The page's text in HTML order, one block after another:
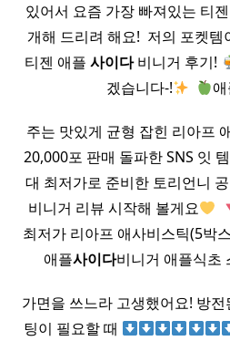
있어서 요즘 가장 빠져있는 티
개해 드리려 해요! ​ 저의 포켓템
티젠 애플 사이다비니거 후기!
겠습니다-!
주는 맛있게 균형 잡힌 리아프
20,000포 판매 돌파한 SNS 잇
대 최저가로 준비한 토리언니
비니거 리뷰 시작해 볼게요
최저가 리아프 애사비스틱(5박
애플사이다비니거 애플식초
가면을 쓰느라 고생했어요! 방
팅이 필요할 때